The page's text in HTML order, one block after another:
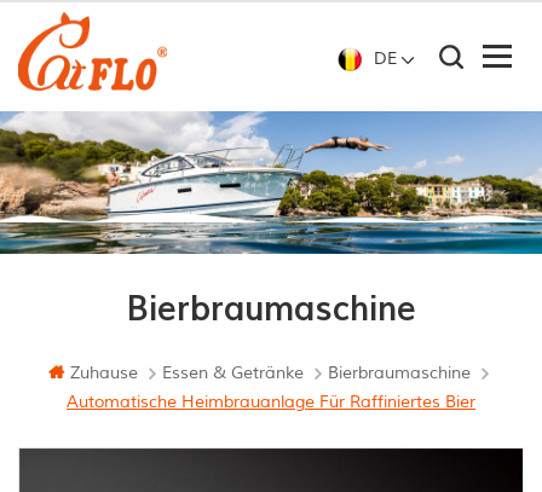
DE
Bierbraumaschine
Zuhause Essen & Getränke
Bierbraumaschine
Automatische Heimbrauanlage Für Raffiniertes Bier